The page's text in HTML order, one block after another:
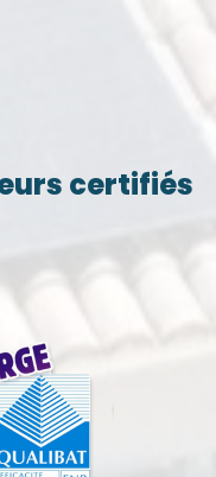
certifiés